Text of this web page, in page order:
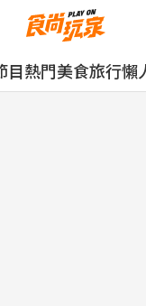
目熱門美食旅行懶